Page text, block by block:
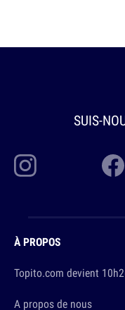
SUIS-
À PROPOS
Topito.com devient
A propos de nous